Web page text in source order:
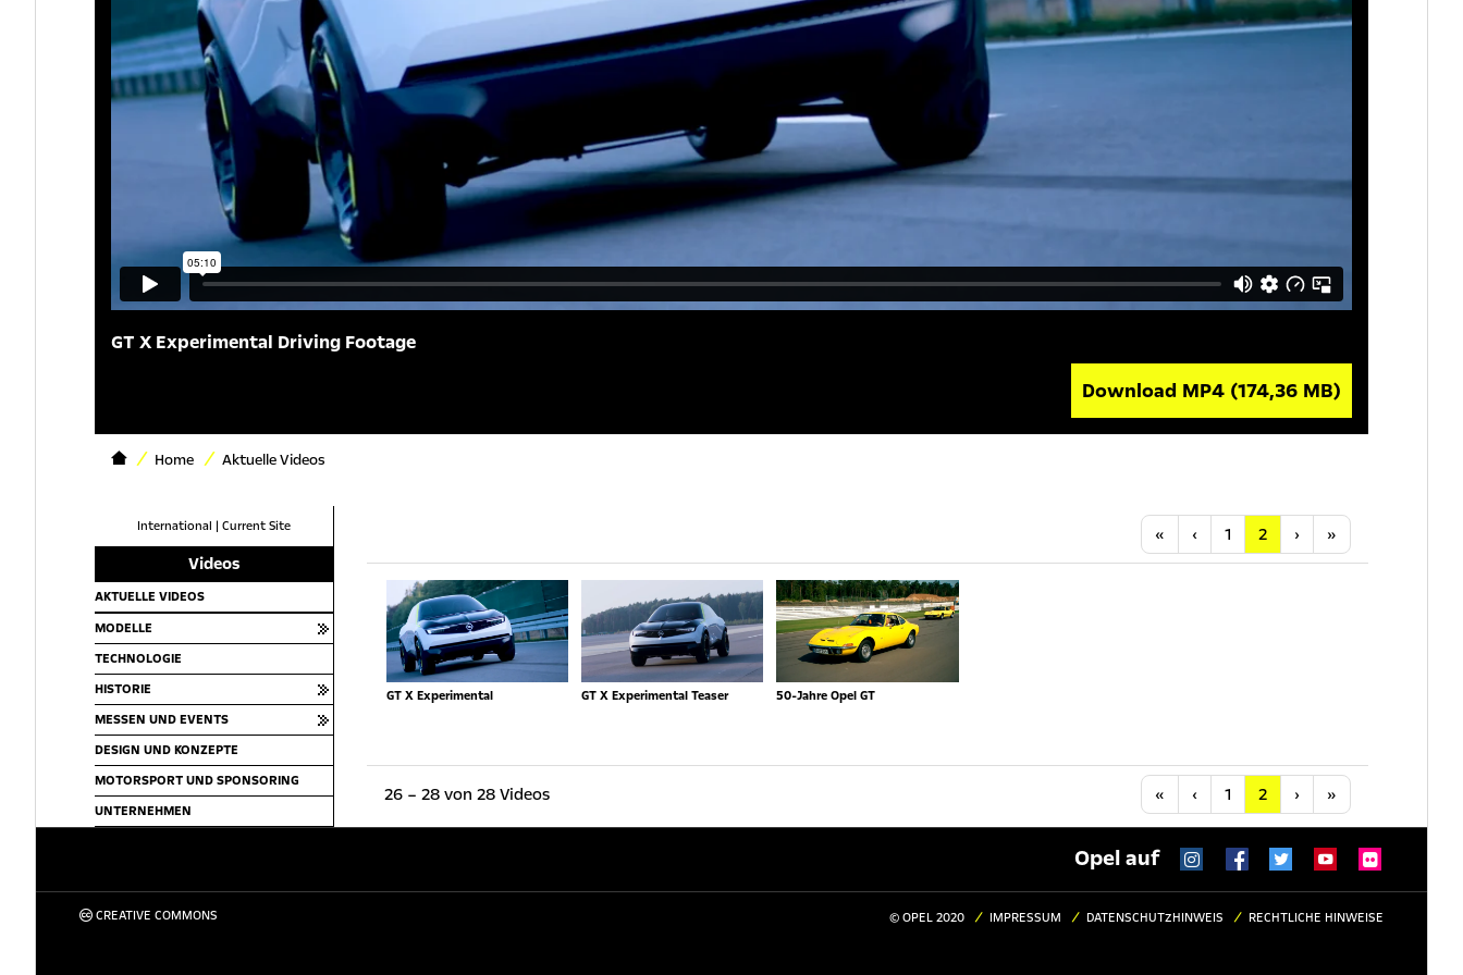
GT X Experimental Driving Footage
Download MP4 (174,36 MB)
Home Aktuelle Videos
International | Current Site
Videos
AKTUELLE VIDEOS
MODELLE
TECHNOLOGIE
HISTORIE
MESSEN UND EVENTS
DESIGN UND KONZEPTE
MOTORSPORT UND SPONSORING
UNTERNEHMEN
« Anfang
‹ Vorherige
1 2 ›Nächste
»
GT X Experimental GT X Experimental Teaser 50-Jahre Opel GT
26 – 28 von 28 Videos « Anfang
‹ Vorherige
1 2 ›Nächste
»
Opel auf
CREATIVE COMMONS © OPEL 2020 IMPRESSUM DATENSCHUTZHINWEIS RECHTLICHE HINWEISE